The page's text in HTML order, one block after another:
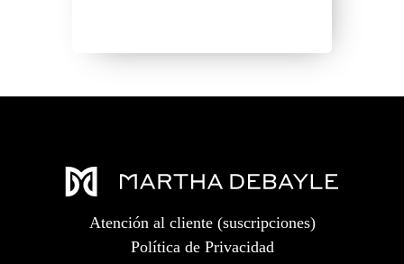
Atención al cliente (suscripciones)
Política de Privacidad